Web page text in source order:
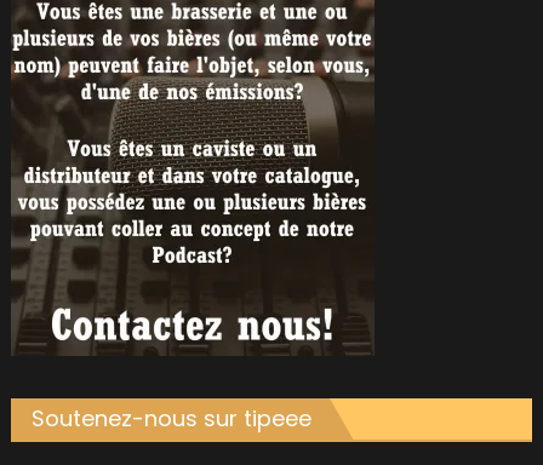
Soutenez-nous sur tipeee